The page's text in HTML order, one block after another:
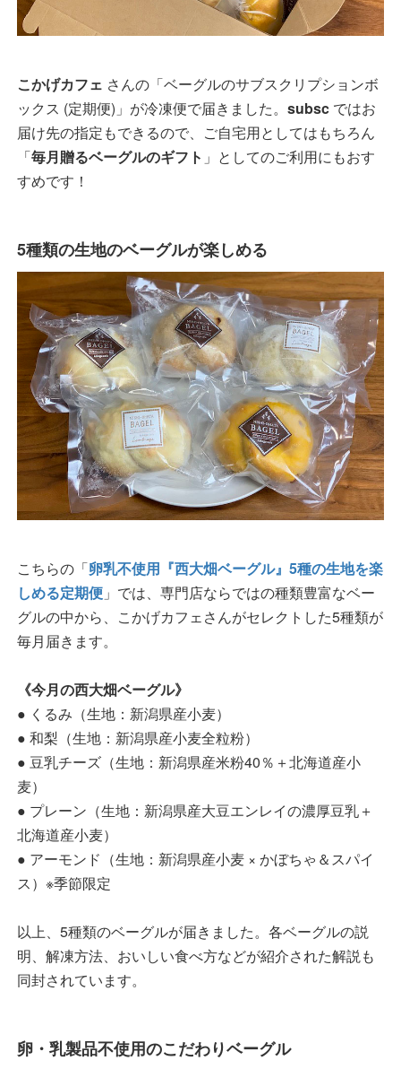
こかげカフェ さんの「ベーグルのサブスクリプションボ
ックス (定期便)」が冷凍便で届きました。 subsc ではお
届け先の指定もできるので、ご自宅用としてはもちろん
「毎月贈るベーグルのギフト 」としてのご利用にもおす
すめです！
5種類の生地のベーグルが楽しめる
こちらの「卵乳不使用『西大畑ベーグル』5種の生地を楽
しめる定期便 」では、専門店ならではの種類豊富なベー
グルの中から、こかげカフェさんがセレクトした5種類が
毎月届きます。
《今月の西大畑ベーグル》
● くるみ（生地：新潟県産小麦）
● 和梨（生地：新潟県産小麦全粒粉）
● 豆乳チーズ（生地：新潟県産米粉40％＋北海道産小
麦）
● プレーン（生地：新潟県産大豆エンレイの濃厚豆乳＋
北海道産小麦）
● アーモンド（生地：新潟県産小麦 × かぼちゃ＆スパイ
ス）※季節限定
以上、5種類のベーグルが届きました。各ベーグルの説
明、解凍方法、おいしい食べ方などが紹介された解説も
同封されています。
卵・乳製品不使用のこだわりベーグル